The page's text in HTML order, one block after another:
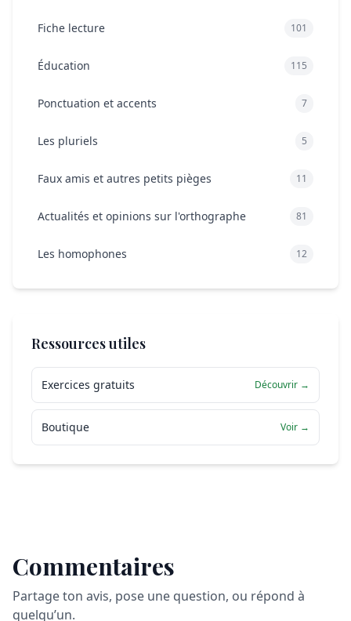
Fiche lecture 101
Éducation 115
Ponctuation et accents 7
Les pluriels 5
Faux amis et autres petits pièges 11
Actualités et opinions sur l'orthographe 81
Les homophones 12
Ressources utiles
Exercices gratuits Découvrir →
Boutique Voir →
Commentaires
Partage ton avis, pose une question, ou répond à
quelqu’un.